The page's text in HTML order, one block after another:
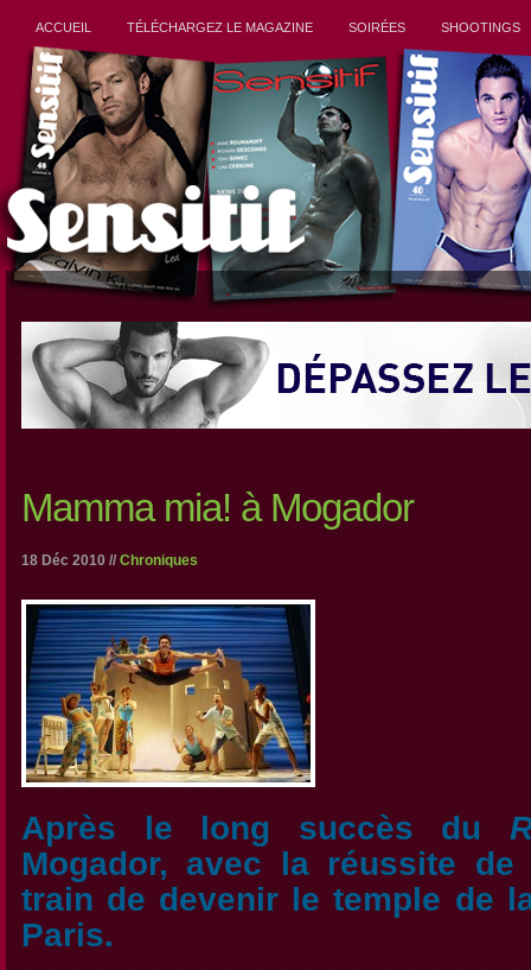
ACCUEIL TÉLÉCHARGEZ LE MAGAZINE SOIRÉES SHOOTINGS
Mamma mia! à Mogador
18 Déc 2010 //Chroniques
Après le long succès du
Mogador, avec la réussite de
train de devenir le temple de
Paris.